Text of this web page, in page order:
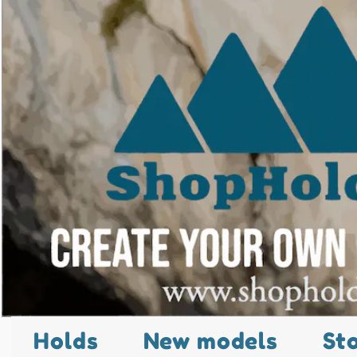
Holds New models